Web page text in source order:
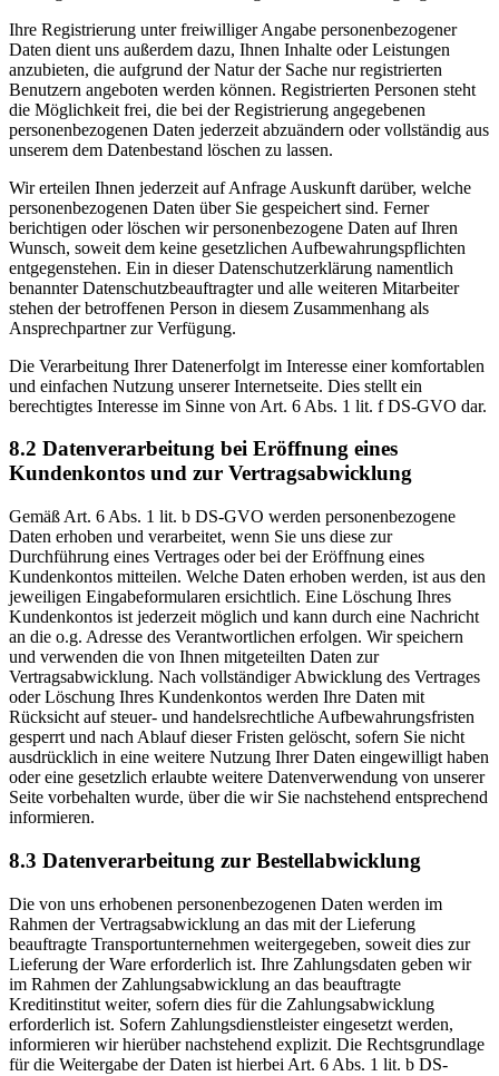
Ihre Registrierung unter freiwilliger Angabe personenbezogener
Daten dient uns außerdem dazu, Ihnen Inhalte oder Leistungen
anzubieten, die aufgrund der Natur der Sache nur registrierten
Benutzern angeboten werden können. Registrierten Personen steht
die Möglichkeit frei, die bei der Registrierung angegebenen
personenbezogenen Daten jederzeit abzuändern oder vollständig aus
unserem dem Datenbestand löschen zu lassen.
Wir erteilen Ihnen jederzeit auf Anfrage Auskunft darüber, welche
personenbezogenen Daten über Sie gespeichert sind. Ferner
berichtigen oder löschen wir personenbezogene Daten auf Ihren
Wunsch, soweit dem keine gesetzlichen Aufbewahrungspflichten
entgegenstehen. Ein in dieser Datenschutzerklärung namentlich
benannter Datenschutzbeauftragter und alle weiteren Mitarbeiter
stehen der betroffenen Person in diesem Zusammenhang als
Ansprechpartner zur Verfügung.
Die Verarbeitung Ihrer Datenerfolgt im Interesse einer komfortablen
und einfachen Nutzung unserer Internetseite. Dies stellt ein
berechtigtes Interesse im Sinne von Art. 6 Abs. 1 lit. f DS-GVO dar.
8.2 Datenverarbeitung bei Eröffnung eines
Kundenkontos und zur Vertragsabwicklung
Gemäß Art. 6 Abs. 1 lit. b DS-GVO werden personenbezogene
Daten erhoben und verarbeitet, wenn Sie uns diese zur
Durchführung eines Vertrages oder bei der Eröffnung eines
Kundenkontos mitteilen. Welche Daten erhoben werden, ist aus den
jeweiligen Eingabeformularen ersichtlich. Eine Löschung Ihres
Kundenkontos ist jederzeit möglich und kann durch eine Nachricht
an die o.g. Adresse des Verantwortlichen erfolgen. Wir speichern
und verwenden die von Ihnen mitgeteilten Daten zur
Vertragsabwicklung. Nach vollständiger Abwicklung des Vertrages
oder Löschung Ihres Kundenkontos werden Ihre Daten mit
Rücksicht auf steuer- und handelsrechtliche Aufbewahrungsfristen
gesperrt und nach Ablauf dieser Fristen gelöscht, sofern Sie nicht
ausdrücklich in eine weitere Nutzung Ihrer Daten eingewilligt haben
oder eine gesetzlich erlaubte weitere Datenverwendung von unserer
Seite vorbehalten wurde, über die wir Sie nachstehend entsprechend
informieren.
8.3 Datenverarbeitung zur Bestellabwicklung
Die von uns erhobenen personenbezogenen Daten werden im
Rahmen der Vertragsabwicklung an das mit der Lieferung
beauftragte Transportunternehmen weitergegeben, soweit dies zur
Lieferung der Ware erforderlich ist. Ihre Zahlungsdaten geben wir
im Rahmen der Zahlungsabwicklung an das beauftragte
Kreditinstitut weiter, sofern dies für die Zahlungsabwicklung
erforderlich ist. Sofern Zahlungsdienstleister eingesetzt werden,
informieren wir hierüber nachstehend explizit. Die Rechtsgrundlage
für die Weitergabe der Daten ist hierbei Art. 6 Abs. 1 lit. b DS-